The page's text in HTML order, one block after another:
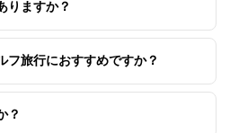
りますか？
フ旅行におすすめですか？
？